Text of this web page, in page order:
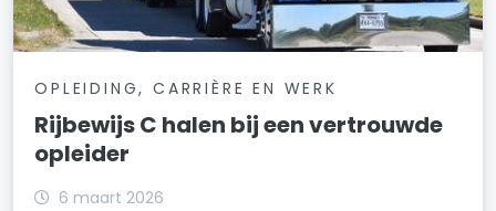
OPLEIDING, CARRIÈRE EN WERK
Rijbewijs C halen bij een vertrouwde
opleider
6 maart 2026